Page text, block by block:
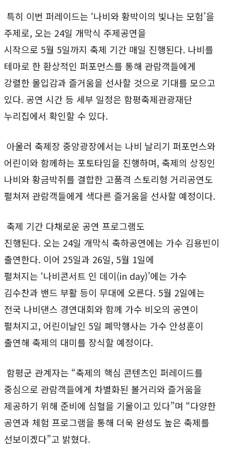
특히 이번 퍼레이드는 ‘나비와 황박이의 빛나는 모험’을
주제로, 오는 24일 개막식 주제공연을
시작으로 5월 5일까지 축제 기간 매일 진행된다. 나비를
테마로 한 환상적인 퍼포먼스를 통해 관람객들에게
강렬한 몰입감과 즐거움을 선사할 것으로 기대를 모으고
있다. 공연 시간 등 세부 일정은 함평축제관광재단
누리집에서 확인할 수 있다.
아울러 축제장 중앙광장에서는 나비 날리기 퍼포먼스와
어린이와 함께하는 포토타임을 진행하며, 축제의 상징인
나비와 황금박쥐를 결합한 고품격 스토리형 거리공연도
펼쳐져 관람객들에게 색다른 즐거움을 선사할 예정이다.
축제 기간 다채로운 공연 프로그램도
진행된다. 오는 24일 개막식 축하공연에는 가수 김용빈이
출연한다. 이어 25일과 26일, 5월 1일에
펼쳐지는 ‘나비콘서트 인 데이(in day)’에는 가수
김수찬과 밴드 부활 등이 무대에 오른다. 5월 2일에는
전국 나비댄스 경연대회와 함께 가수 비오의 공연이
펼쳐지고, 어린이날인 5일 폐막행사는 가수 안성훈이
출연해 축제의 대미를 장식할 예정이다.
함평군 관계자는 “축제의 핵심 콘텐츠인 퍼레이드를
중심으로 관람객들에게 차별화된 볼거리와 즐거움을
제공하기 위해 준비에 심혈을 기울이고 있다”며 “다양한
공연과 체험 프로그램을 통해 더욱 완성도 높은 축제를
선보이겠다”고 밝혔다.